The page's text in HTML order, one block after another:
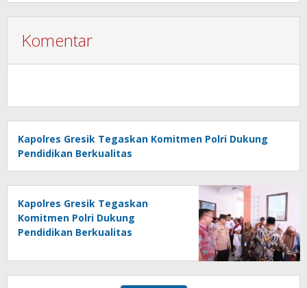
Komentar
Kapolres Gresik Tegaskan Komitmen Polri Dukung
Pendidikan Berkualitas
Kapolres Gresik Tegaskan
Komitmen Polri Dukung
Pendidikan Berkualitas